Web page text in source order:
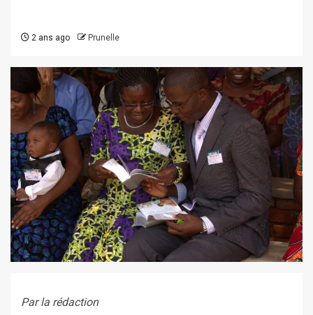
2 ans ago Prunelle
Par la rédaction